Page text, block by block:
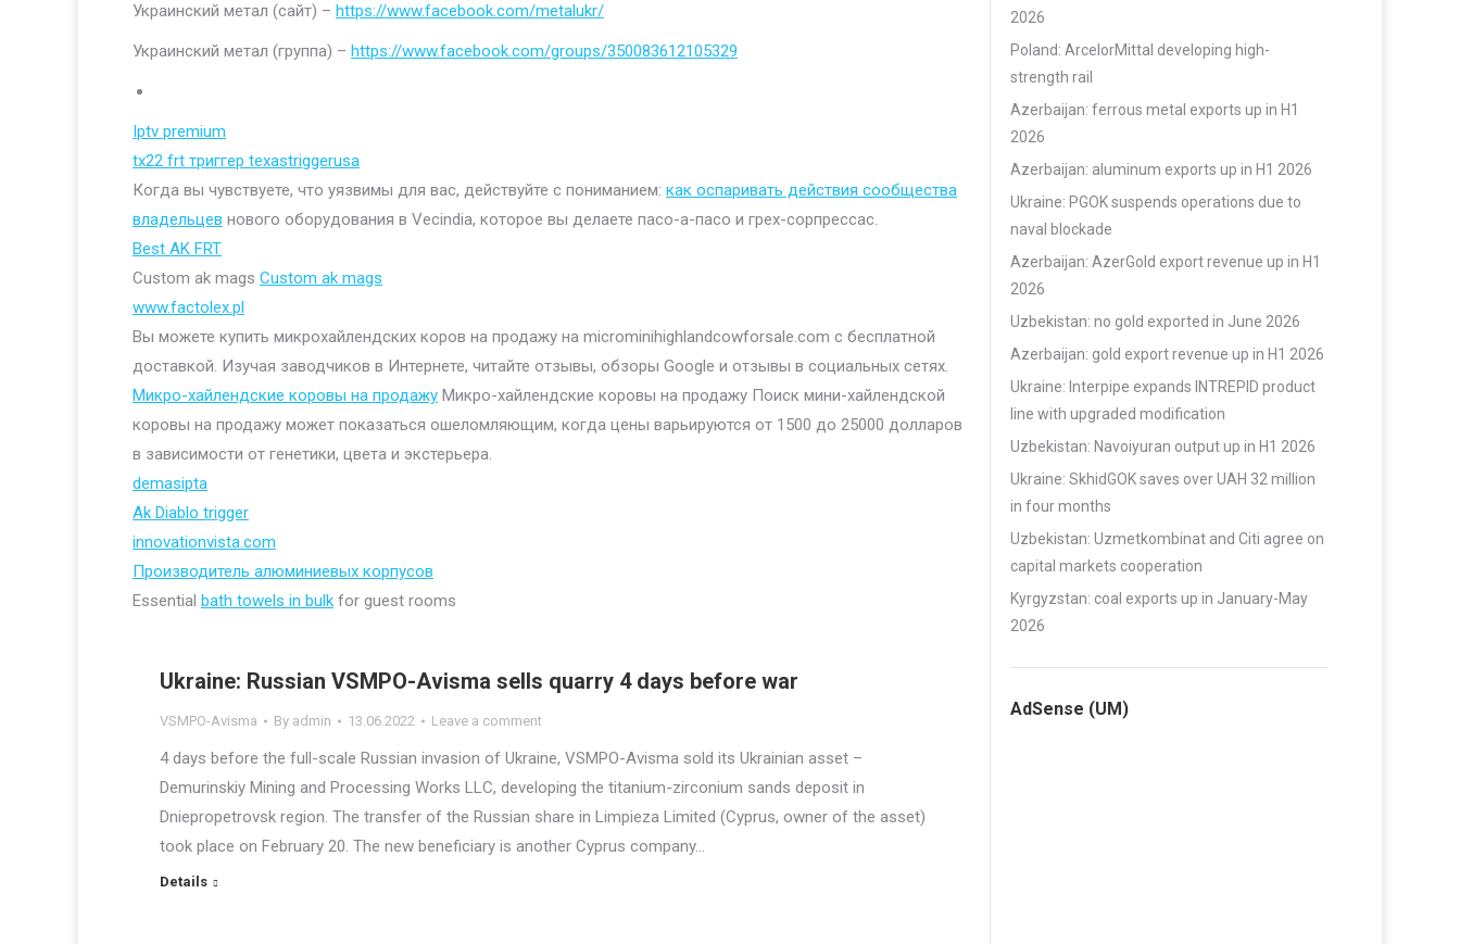
Украинский метал (сайт) – https://www.facebook.com/metalukr/
Украинский метал (группа) – https://www.facebook.com/groups/350083612105329
Iptv premium
tx22 frt триггер texastriggerusa
Когда вы чувствуете, что уязвимы для вас, действуйте с пониманием: как оспаривать действия сообщества
владельцев нового оборудования в Vecindia, которое вы делаете пасо-а-пасо и грех-сорпрессас.
Best AK FRT
Custom ak mags Custom ak mags
www.factolex.pl
Вы можете купить микрохайлендских коров на продажу на microminihighlandcowforsale.com с бесплатной
доставкой. Изучая заводчиков в Интернете, читайте отзывы, обзоры Google и отзывы в социальных сетях.
Микро-хайлендские коровы на продажу Микро-хайлендские коровы на продажу Поиск мини-хайлендской
коровы на продажу может показаться ошеломляющим, когда цены варьируются от 1500 до 25000 долларов
в зависимости от генетики, цвета и экстерьера.
demasipta
Ak Diablo trigger
innovationvista.com
Производитель алюминиевых корпусов
Essential bath towels in bulk for guest rooms
Ukraine: Russian VSMPO-Avisma sells quarry 4 days before war
VSMPO-Avisma By admin 13.06.2022 Leave a comment
4 days before the full-scale Russian invasion of Ukraine, VSMPO-Avisma sold its Ukrainian asset –
Demurinskiy Mining and Processing Works LLC, developing the titanium-zirconium sands deposit in
Dniepropetrovsk region. The transfer of the Russian share in Limpieza Limited (Cyprus, owner of the asset)
took place on February 20. The new beneficiary is another Cyprus company…
Details
2026
Poland: ArcelorMittal developing high-
strength rail
Azerbaijan: ferrous metal exports up in H1
2026
Azerbaijan: aluminum exports up in H1 2026
Ukraine: PGOK suspends operations due to
naval blockade
Azerbaijan: AzerGold export revenue up in H1
2026
Uzbekistan: no gold exported in June 2026
Azerbaijan: gold export revenue up in H1 2026
Ukraine: Interpipe expands INTREPID product
line with upgraded modification
Uzbekistan: Navoiyuran output up in H1 2026
Ukraine: SkhidGOK saves over UAH 32 million
in four months
Uzbekistan: Uzmetkombinat and Citi agree on
capital markets cooperation
Kyrgyzstan: coal exports up in January-May
2026
AdSense (UM)